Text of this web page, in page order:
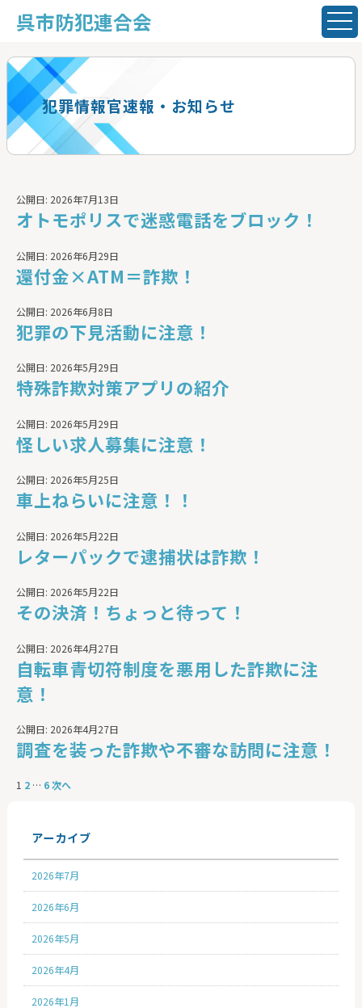
呉市防犯連合会
犯罪情報官速報・お知らせ
公開日: 2026年7月13日
オトモポリスで迷惑電話をブロック！
公開日: 2026年6月29日
還付金×ATM＝詐欺！
公開日: 2026年6月8日
犯罪の下見活動に注意！
公開日: 2026年5月29日
特殊詐欺対策アプリの紹介
公開日: 2026年5月29日
怪しい求人募集に注意！
公開日: 2026年5月25日
車上ねらいに注意！！
公開日: 2026年5月22日
レターパックで逮捕状は詐欺！
公開日: 2026年5月22日
その決済！ちょっと待って！
公開日: 2026年4月27日
自転車青切符制度を悪用した詐欺に注
意！
公開日: 2026年4月27日
調査を装った詐欺や不審な訪問に注意！
1 2 … 6次へ
アーカイブ
2026年7月
2026年6月
2026年5月
2026年4月
2026年1月